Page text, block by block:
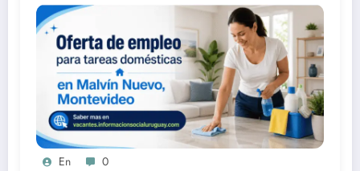
En 0